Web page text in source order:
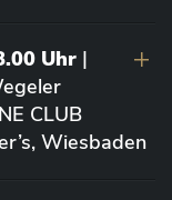
Uhr |
CLUB
Wiesbaden